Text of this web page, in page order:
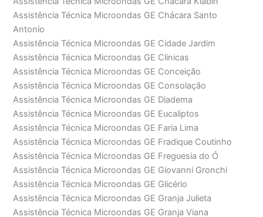
Assistência Técnica Microondas GE Chácara Santo
Antonio
Assistência Técnica Microondas GE Cidade Jardim
Assistência Técnica Microondas GE Clínicas
Assistência Técnica Microondas GE Conceição
Assistência Técnica Microondas GE Consolação
Assistência Técnica Microondas GE Diadema
Assistência Técnica Microondas GE Eucaliptos
Assistência Técnica Microondas GE Faria Lima
Assistência Técnica Microondas GE Fradique Coutinho
Assistência Técnica Microondas GE Freguesia do Ó
Assistência Técnica Microondas GE Giovanni Gronchi
Assistência Técnica Microondas GE Glicério
Assistência Técnica Microondas GE Granja Julieta
Assistência Técnica Microondas GE Granja Viana